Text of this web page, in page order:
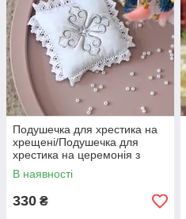
Подушечка для хрестика на
хрещені/Подушечка для
хрестика на церемонія з
вишивкою
В наявності
330 ₴